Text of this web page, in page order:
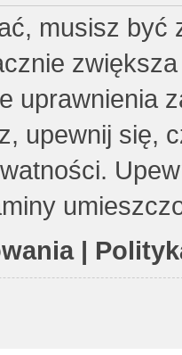
musisz być
uprawnienia
upewnij się,
|